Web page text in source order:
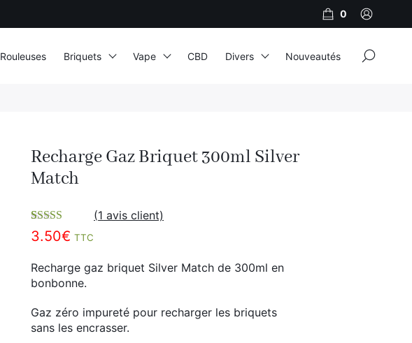
Recharge Gaz Briquet 300ml Silver
Match
Noté5.00sur
5 basé sur
1
client
(1 avis client)
3.50€ TTC
Recharge gaz briquet Silver Match de 300ml en
bonbonne.
Gaz zéro impureté pour recharger les briquets
sans les encrasser.
0
Rouleuses Briquets Vape
Al Fakher
10ml
100ml
CBD Divers Nouveautés